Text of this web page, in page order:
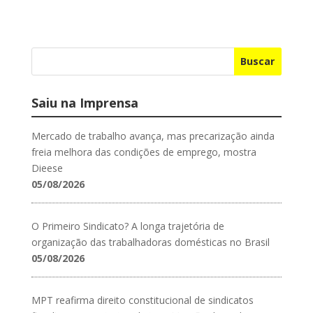
Buscar
Saiu na Imprensa
Mercado de trabalho avança, mas precarização ainda
freia melhora das condições de emprego, mostra
Dieese
05/08/2026
O Primeiro Sindicato? A longa trajetória de
organização das trabalhadoras domésticas no Brasil
05/08/2026
MPT reafirma direito constitucional de sindicatos